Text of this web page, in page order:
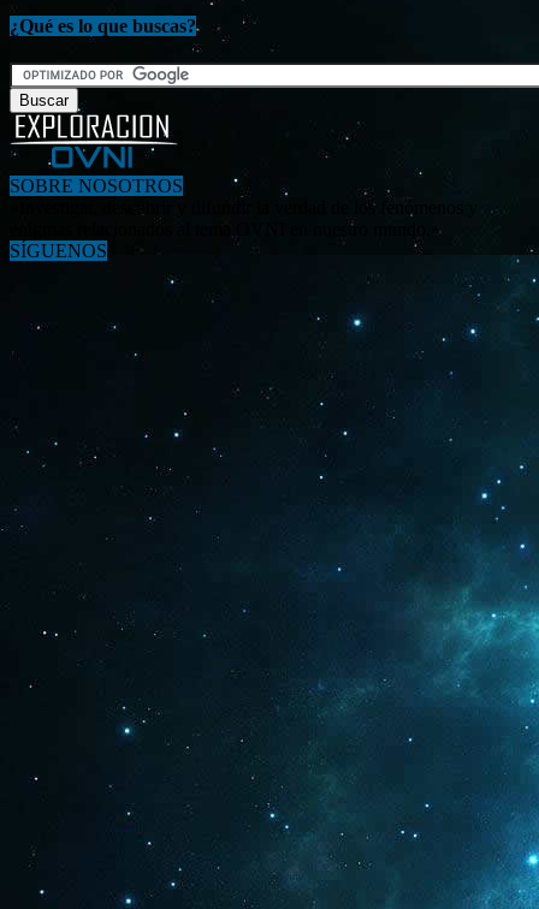
¿Qué es lo que buscas?
SOBRE NOSOTROS
«Investigar, descubrir y difundir la verdad de los fenómenos y
enigmas relacionados al tema OVNI en nuestro mundo.»
SÍGUENOS